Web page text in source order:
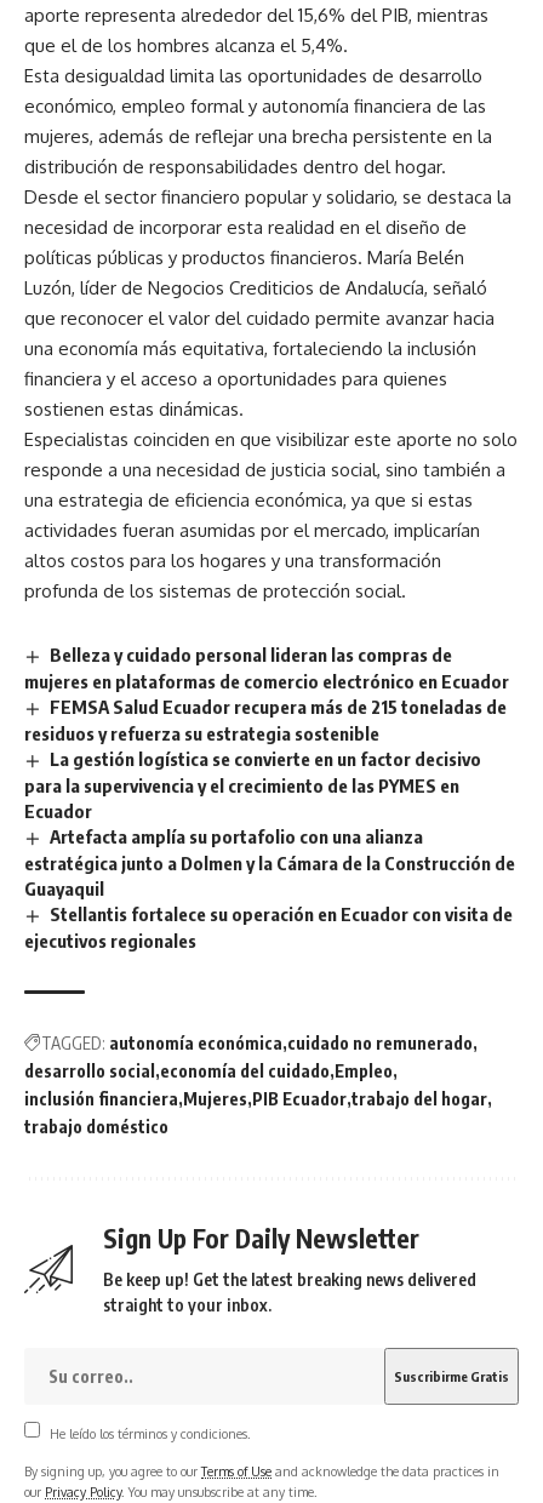
aporte representa alrededor del 15,6% del PIB, mientras
que el de los hombres alcanza el 5,4%.
Esta desigualdad limita las oportunidades de desarrollo
económico, empleo formal y autonomía financiera de las
mujeres, además de reflejar una brecha persistente en la
distribución de responsabilidades dentro del hogar.
Desde el sector financiero popular y solidario, se destaca la
necesidad de incorporar esta realidad en el diseño de
políticas públicas y productos financieros. María Belén
Luzón, líder de Negocios Crediticios de Andalucía, señaló
que reconocer el valor del cuidado permite avanzar hacia
una economía más equitativa, fortaleciendo la inclusión
financiera y el acceso a oportunidades para quienes
sostienen estas dinámicas.
Especialistas coinciden en que visibilizar este aporte no solo
responde a una necesidad de justicia social, sino también a
una estrategia de eficiencia económica, ya que si estas
actividades fueran asumidas por el mercado, implicarían
altos costos para los hogares y una transformación
profunda de los sistemas de protección social.
Belleza y cuidado personal lideran las compras de
mujeres en plataformas de comercio electrónico en Ecuador
FEMSA Salud Ecuador recupera más de 215 toneladas de
residuos y refuerza su estrategia sostenible
La gestión logística se convierte en un factor decisivo
para la supervivencia y el crecimiento de las PYMES en
Ecuador
Artefacta amplía su portafolio con una alianza
estratégica junto a Dolmen y la Cámara de la Construcción de
Guayaquil
Stellantis fortalece su operación en Ecuador con visita de
ejecutivos regionales
TAGGED: autonomía económica cuidado no remunerado
desarrollo social economía del cuidado Empleo
inclusión financiera Mujeres PIB Ecuador trabajo del hogar
trabajo doméstico
Sign Up For Daily Newsletter
Be keep up! Get the latest breaking news delivered
straight to your inbox.
He leído los términos y condiciones.
By signing up, you agree to ourTerms of Use and acknowledge the data practices in
our Privacy Policy. You may unsubscribe at any time.